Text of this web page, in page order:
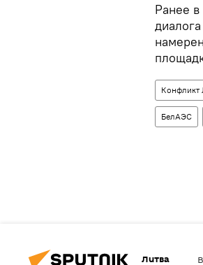
Ранее
Конфликт
БелАЭС
Литва